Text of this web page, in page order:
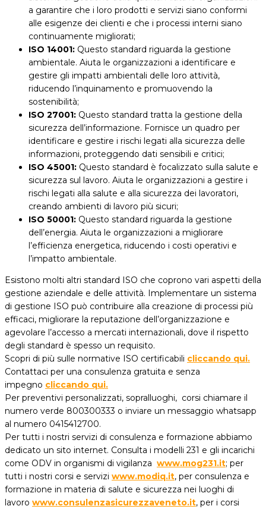
a garantire che i loro prodotti e servizi siano conformi
alle esigenze dei clienti e che i processi interni siano
continuamente migliorati;
ISO 14001: Questo standard riguarda la gestione
ambientale. Aiuta le organizzazioni a identificare e
gestire gli impatti ambientali delle loro attività,
riducendo l’inquinamento e promuovendo la
sostenibilità;
ISO 27001: Questo standard tratta la gestione della
sicurezza dell’informazione. Fornisce un quadro per
identificare e gestire i rischi legati alla sicurezza delle
informazioni, proteggendo dati sensibili e critici;
ISO 45001: Questo standard è focalizzato sulla salute e
sicurezza sul lavoro. Aiuta le organizzazioni a gestire i
rischi legati alla salute e alla sicurezza dei lavoratori,
creando ambienti di lavoro più sicuri;
ISO 50001: Questo standard riguarda la gestione
dell’energia. Aiuta le organizzazioni a migliorare
l’efficienza energetica, riducendo i costi operativi e
l’impatto ambientale.
Esistono molti altri standard ISO che coprono vari aspetti della
gestione aziendale e delle attività. Implementare un sistema
di gestione ISO può contribuire alla creazione di processi più
efficaci, migliorare la reputazione dell’organizzazione e
agevolare l’accesso a mercati internazionali, dove il rispetto
degli standard è spesso un requisito.
Scopri di più sulle normative ISO certificabili cliccando qui.
Contattaci per una consulenza gratuita e senza
impegno cliccando qui.
Per preventivi personalizzati, sopralluoghi, corsi chiamare il
numero verde 800300333 o inviare un messaggio whatsapp
al numero 0415412700.
Per tutti i nostri servizi di consulenza e formazione abbiamo
dedicato un sito internet. Consulta i modelli 231 e gli incarichi
come ODV in organismi di vigilanza www.mog231.it; per
tutti i nostri corsi e servizi www.modiq.it, per consulenza e
formazione in materia di salute e sicurezza nei luoghi di
lavoro www.consulenzasicurezzaveneto.it, per i corsi